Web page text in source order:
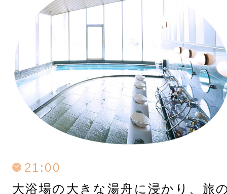
21:00
大浴場の大きな湯舟に浸かり、 旅